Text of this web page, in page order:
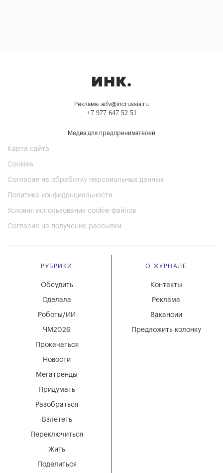
Реклама: adv@incrussia.ru
+7 977 647 52 51
Медиа для предпринимателей
Карта сайта
Cookies
Согласие на обработку персональных данных
Политика конфиденциальности
Условия использования cookie-файлов
Согласие на получение рассылки
РУБРИКИ
Мегатренды
Придумать
Разобраться
Взлететь
Новости
Переключиться
Жить
Поделиться
Обсудить
Сделала
Роботы/ИИ
ЧМ2026
Прокачаться
О ЖУРНАЛЕ
Вакансии
Реклама
Контакты
Предложить колонку